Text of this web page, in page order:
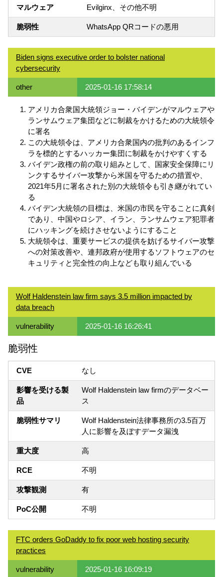
マルウェア Evilginx、その他不明
脆弱性 WhatsApp QRコードの悪用
Biden signs executive order to bolster national
cybersecurity
other 2025-01-16 17:58:14
アメリカ合衆国大統領ジョー・バイデンがマルウェアや
ランサムウェア集団などに制裁をかけるための大統領令
に署名
この大統領令は、アメリカ合衆国内の批判のあるインフ
ラを標的とするハッカー集団に制裁をかけやすくする
バイデン政権の前の取り組みとして、国家安全保障にリ
ンクするサイバー攻撃から米国を守るための措置や、
2021年5月に署名された別の大統領令も引き継がれてい
る
バイデン大統領の目標は、米国の市民を守ることに真剣
であり、中国やロシア、イラン、ランサムウェア犯罪者
にハッキングを続けさせないようにすること
大統領令は、重要サービスの提供を妨げるサイバー攻撃
への対策改善や、連邦政府が使用するソフトウェアのセ
キュリティと完全性の向上なども取り組んでいる
Wolf Haldenstein law firm says 3.5 million impacted by
data breach
vulnerability 2025-01-16 16:26:41
脆弱性
CVE なし
影響を受ける製
品
Wolf Haldenstein law firmのデータベー
ス
脆弱性サマリ
Wolf Haldenstein法律事務所の3.5百万
人に影響を及ぼすデータ漏洩
重大度 高
RCE 不明
攻撃観測 有
PoC公開 不明
FTC orders GoDaddy to fix poor web hosting security
practices
vulnerability 2025-01-16 16:09:19